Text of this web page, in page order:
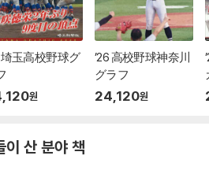
埼玉高校野球グ
원
’26 高校野球神奈川
グラフ
24,120원
이 산 분야 책